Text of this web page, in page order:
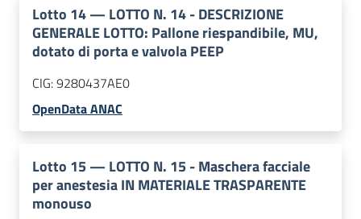
Lotto 14— LOTTO N. 14 - DESCRIZIONE
GENERALE LOTTO: Pallone riespandibile, MU,
dotato di porta e valvola PEEP
CIG:9280437AE0
OpenData ANAC
Lotto 15— LOTTO N. 15 - Maschera facciale
per anestesia IN MATERIALE TRASPARENTE
monouso